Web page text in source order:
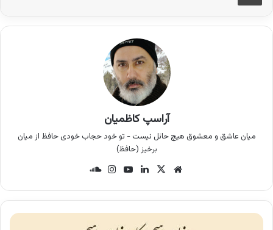
آراسپ کاظمیان
میان عاشق و معشوق هیچ حائل نیست - تو خود حجاب خودی حافظ از میان
برخیز (حافظ)
وب
ت
X
لینک یوتی این
گرام کلو
د
ه